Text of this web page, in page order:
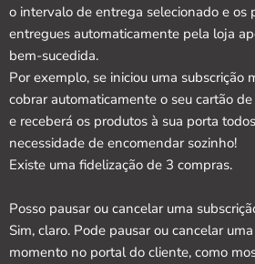
o intervalo de entrega selecionado e os
entregues automaticamente pela loja
bem-sucedida.
Por exemplo, se iniciou uma subscrição
cobrar automaticamente o seu cartão
e receberá os produtos à sua porta
necessidade de encomendar sozinho!
Existe uma fidelização de 3 compras.
Posso pausar ou cancelar uma
Sim, claro. Pode pausar ou cancelar
momento no portal do cliente, como